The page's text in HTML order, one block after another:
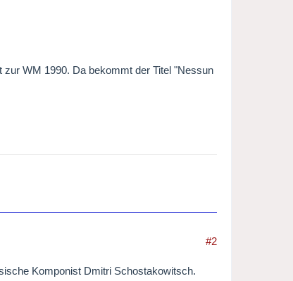
zur WM 1990. Da bekommt der Titel "Nessun
#2
Komponist Dmitri Schostakowitsch.